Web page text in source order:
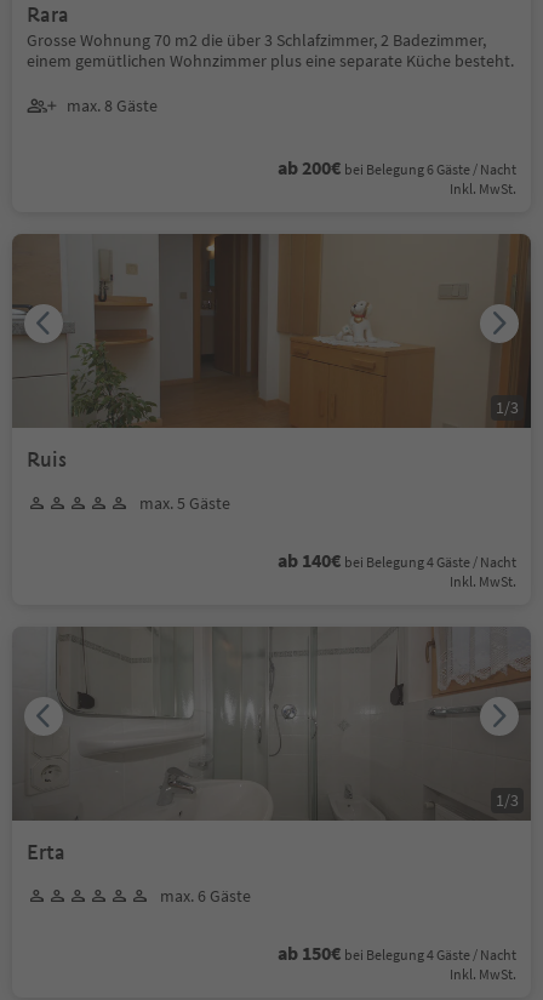
Rara
Grosse Wohnung 70 m2 die über 3 Schlafzimmer, 2 Badezimmer,
einem gemütlichen Wohnzimmer plus eine separate Küche besteht.
max. 8 Gäste
ab 200€ bei Belegung 6 Gäste / Nacht
Inkl. MwSt.
Ruis
max. 5 Gäste
ab 140€ bei Belegung 4 Gäste / Nacht
Inkl. MwSt.
1 /3
Erta
max. 6 Gäste
ab 150€ bei Belegung 4 Gäste / Nacht
Inkl. MwSt.
1 /3